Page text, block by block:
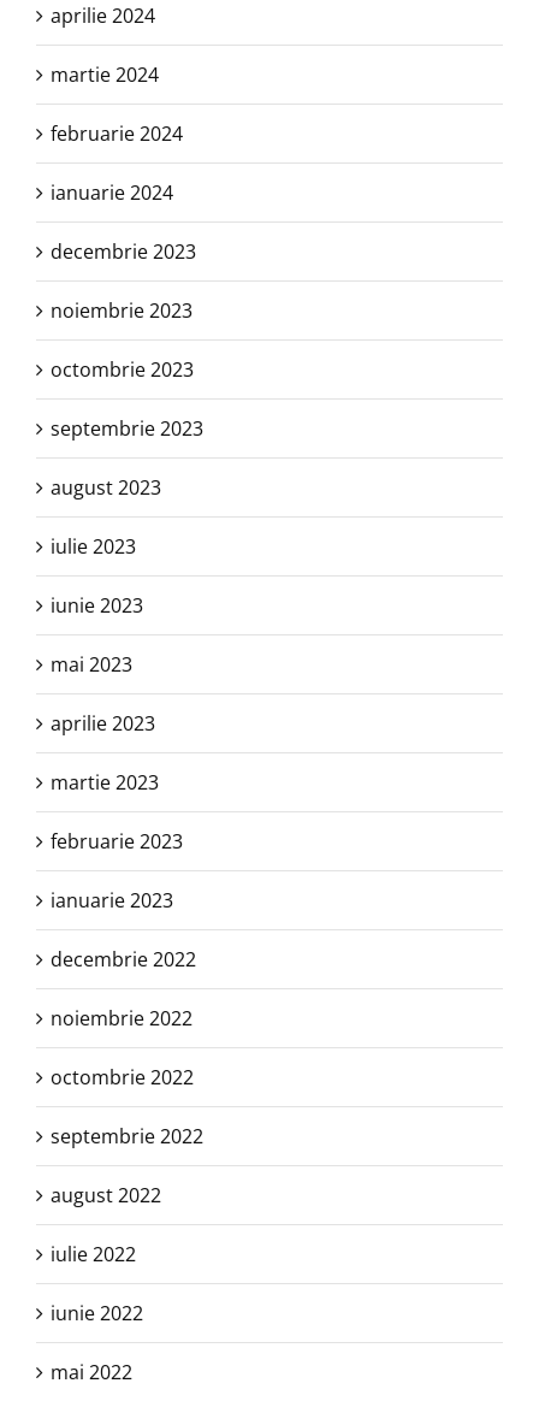
aprilie 2024
martie 2024
februarie 2024
ianuarie 2024
decembrie 2023
noiembrie 2023
octombrie 2023
septembrie 2023
august 2023
iulie 2023
iunie 2023
mai 2023
aprilie 2023
martie 2023
februarie 2023
ianuarie 2023
decembrie 2022
noiembrie 2022
octombrie 2022
septembrie 2022
august 2022
iulie 2022
iunie 2022
mai 2022